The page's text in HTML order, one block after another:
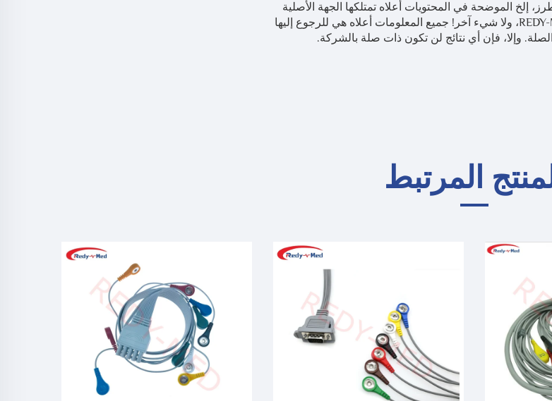
إلخ الموضحة في المحتويات أعلاه تمتلكها الجهة الأصلية
أو الشركة المصنعة الأصلية. يستخدم ذلك فقط لتفسير توافق منتجات REDY-MED، ولا شيء آخر! جميع المعلومات أعلاه هي للرجوع إليها
وإلا، فإن أي نتائج لن تكون ذات صلة بالشركة.
المرتبط